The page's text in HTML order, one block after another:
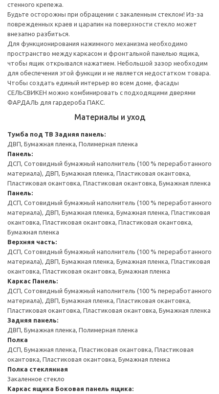
стенного крепежа.
Будьте осторожны при обращении с закаленным стеклом! Из-за
поврежденных краев и царапин на поверхности стекло может
внезапно разбиться.
Для функционирования нажимного механизма необходимо
пространство между каркасом и фронтальной панелью ящика,
чтобы ящик открывался нажатием. Небольшой зазор необходим
для обеспечения этой функции и не является недостатком товара.
Чтобы создать единый интерьер во всем доме, фасады
СЕЛЬСВИКЕН можно комбинировать с подходящими дверями
ФАРДАЛЬ для гардероба ПАКС.
Материалы и уход
Тумба под ТВ Задняя панель:
ДВП, Бумажная пленка, Полимерная пленка
Панель:
ДСП, Сотовидный бумажный наполнитель (100 % переработанного
материала), ДВП, Бумажная пленка, Пластиковая окантовка,
Пластиковая окантовка, Пластиковая окантовка, Бумажная пленка
Панель:
ДСП, Сотовидный бумажный наполнитель (100 % переработанного
материала), ДВП, Бумажная пленка, Бумажная пленка, Пластиковая
окантовка, Пластиковая окантовка, Пластиковая окантовка,
Бумажная пленка
Верхняя часть:
ДСП, Сотовидный бумажный наполнитель (100 % переработанного
материала), ДВП, Бумажная пленка, Бумажная пленка, Пластиковая
окантовка, Пластиковая окантовка, Бумажная пленка
Каркас Панель:
ДСП, Сотовидный бумажный наполнитель (100 % переработанного
материала), ДВП, Бумажная пленка, Пластиковая окантовка,
Пластиковая окантовка, Пластиковая окантовка, Бумажная пленка
Задняя панель:
ДВП, Бумажная пленка, Полимерная пленка
Полка
ДСП, Бумажная пленка, Пластиковая окантовка, Пластиковая
окантовка, Пластиковая окантовка, Бумажная пленка
Полка стеклянная
Закаленное стекло
Каркас ящика Боковая панель ящика: